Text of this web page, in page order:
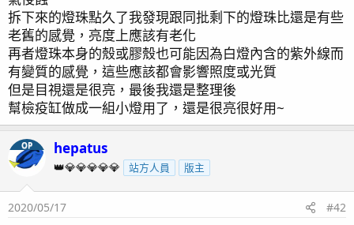
拆下來的燈珠點久了我發現跟同批剩下的燈珠比還是有些
老舊的感覺，亮度上應該有老化
再者燈珠本身的殼或膠殼也可能因為白燈內含的紫外線而
有變質的感覺，這些應該都會影響照度或光質
但是目視還是很亮，最後我還是整理後
幫檢疫缸做成一組小燈用了，還是很亮很好用~
OP hepatus
👑💎💎💎💎💎 站方人員 版主
2020/05/17 #42